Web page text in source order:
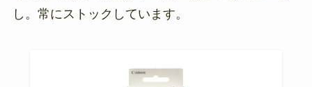
し。常にストックしています。